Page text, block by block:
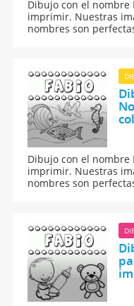
Dibujo con el nombre
imprimir. Nuestras
nombres son
Dibujo con el nombre
imprimir. Nuestras
nombres son